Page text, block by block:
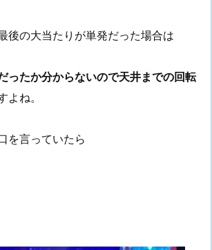
後の大当たりが単発だった場合は
ったか分からないので天井までの回転
よね。
を言っていたら